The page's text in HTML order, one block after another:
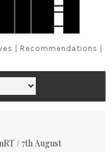
| Recommendations |
/ 7th August